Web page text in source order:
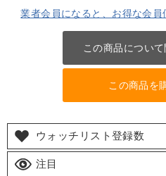
業者会員になると、お得な会員
この商品につい
この商品を
ウォッチリスト登録数
注目